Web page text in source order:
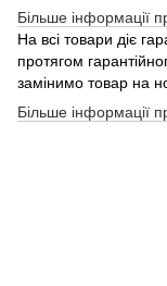
Більше інформації
На всі товари діє
протягом
замінимо товар на
Більше інформації